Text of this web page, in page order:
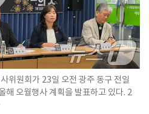
위원회가 23일 오전 광주 동구 전일
해 오월행사 계획을 발표하고 있다. 2